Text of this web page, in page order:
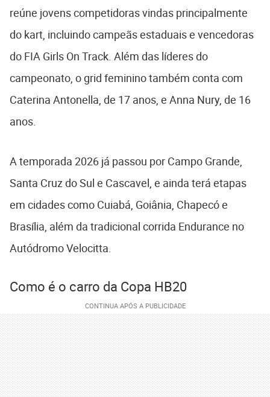
reúne jovens competidoras vindas principalmente
do kart, incluindo campeãs estaduais e vencedoras
do FIA Girls On Track. Além das líderes do
campeonato, o grid feminino também conta com
Caterina Antonella, de 17 anos, e Anna Nury, de 16
anos.
A temporada 2026 já passou por Campo Grande,
Santa Cruz do Sul e Cascavel, e ainda terá etapas
em cidades como Cuiabá, Goiânia, Chapecó e
Brasília, além da tradicional corrida Endurance no
Autódromo Velocitta.
Como é o carro da Copa HB20